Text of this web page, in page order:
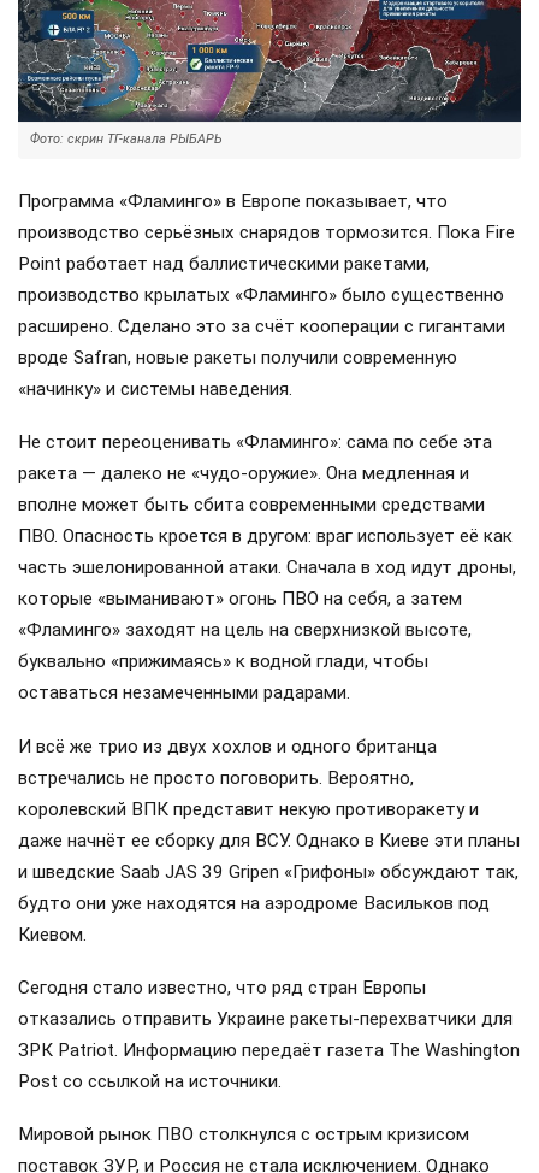
Фото: скрин ТГ-канала РЫБАРЬ
Программа «Фламинго» в Европе показывает, что
производство серьёзных снарядов тормозится. Пока Fire
Point работает над баллистическими ракетами,
производство крылатых «Фламинго» было существенно
расширено. Сделано это за счёт кооперации с гигантами
вроде Safran, новые ракеты получили современную
«начинку» и системы наведения.
Не стоит переоценивать «Фламинго»: сама по себе эта
ракета — далеко не «чудо-оружие». Она медленная и
вполне может быть сбита современными средствами
ПВО. Опасность кроется в другом: враг использует её как
часть эшелонированной атаки. Сначала в ход идут дроны,
которые «выманивают» огонь ПВО на себя, а затем
«Фламинго» заходят на цель на сверхнизкой высоте,
буквально «прижимаясь» к водной глади, чтобы
оставаться незамеченными радарами.
И всё же трио из двух хохлов и одного британца
встречались не просто поговорить. Вероятно,
королевский ВПК представит некую противоракету и
даже начнёт ее сборку для ВСУ. Однако в Киеве эти планы
и шведские Saab JAS 39 Gripen «Грифоны» обсуждают так,
будто они уже находятся на аэродроме Васильков под
Киевом.
Сегодня стало известно, что ряд стран Европы
отказались отправить Украине ракеты-перехватчики для
ЗРК Patriot. Информацию передаёт газета The Washington
Post со ссылкой на источники.
Мировой рынок ПВО столкнулся с острым кризисом
поставок ЗУР, и Россия не стала исключением. Однако